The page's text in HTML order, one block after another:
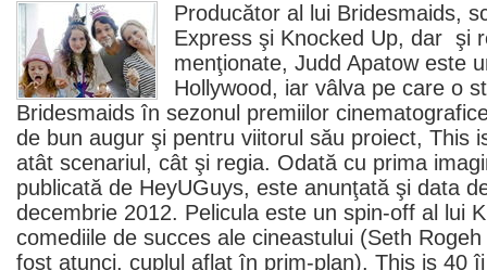
Producător al lui Bridesmaids,
Express şi Knocked Up, dar şi
menţionate, Judd Apatoweste
Hollywood, iar vâlva pe care o
Bridesmaids în sezonul premiilor
de bun augur şi pentru viitorul său proiect, This
atât scenariul, cât şi regia. Odată cu prima
publicată de HeyUGuys, este anunţată şi data
decembrie 2012. Pelicula este un spin-off al lui
comediile de succes ale cineastului (Seth
fost atunci, cuplul aflat în prim-plan). This is 40